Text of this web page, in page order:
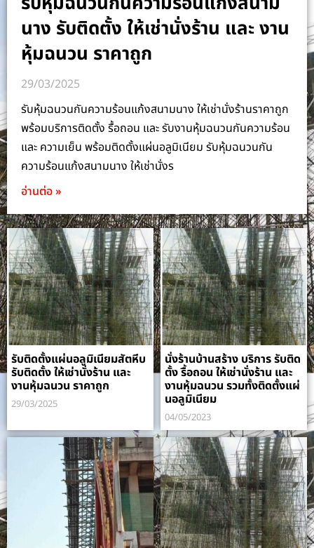
นาง รับติดตั้ง ให้เช่านั่งร้าน และ งาน
หุ้มฉนวน ราคาถูก
29/03/2025
รับหุ้มฉนวนกันความร้อนแก้งสนามนาง ให้เช่านั่งร้านราคาถูก
พร้อมบริการติดตั้ง รื้อถอน และ รับงานหุ้มฉนวนกันความร้อน
และ ความเย็น พร้อมติดตั้งแผ่นอลูมิเนียม รับหุ้มฉนวนกัน
ความร้อนแก้งสนามนาง ให้เช่านั่งร
อ่านต่อ »
รับติดตั้งแผ่นอลูมิเนียมสัตหีบ
รับติดตั้ง ให้เช่านั่งร้าน และ
งานหุ้มฉนวน ราคาถูก
29/03/2025
นั่งร้านบ้านสร้าง บริการ รับติด
ตั้ง รื้อถอน ให้เช่านั่งร้าน และ
งานหุ้มฉนวน รวมทั้งติดตั้งแผ่
นอลูมิเนียม
04/05/2023